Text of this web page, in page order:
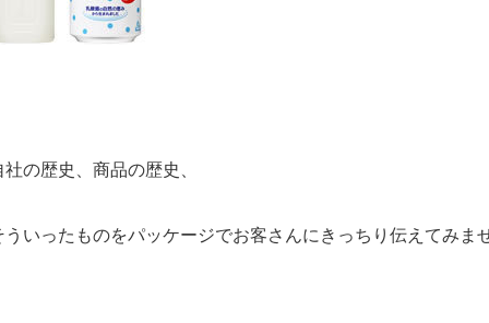
社の歴史、商品の歴史、
ういったものをパッケージでお客さんにきっちり伝えてみま